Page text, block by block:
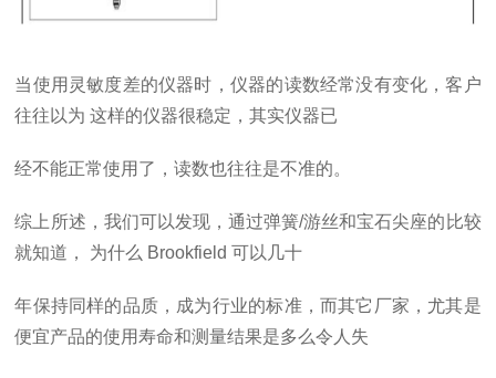
当使用灵敏度差的仪器时，仪器的读数经常没有变化，客户
往往以为 这样的仪器很稳定，其实仪器已
经不能正常使用了，读数也往往是不准的。
综上所述，我们可以发现，通过弹簧/游丝和宝石尖座的比较
就知道，
为什么 Brookfield 可以几十
年保持同样的品质，成为行业的标准，而其它厂家，尤其是
便宜产品的使用寿命和测量结果是多么令人失